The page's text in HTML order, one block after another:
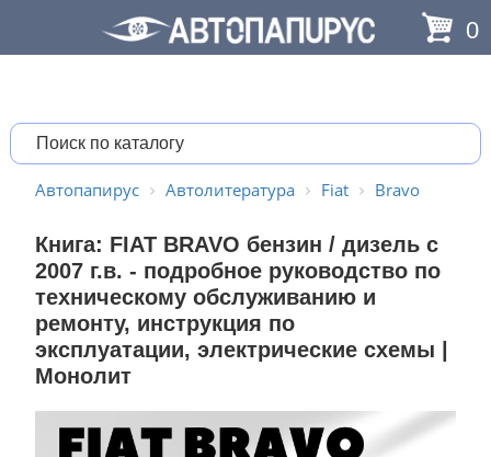
0
Автопапирус Автолитература Fiat Bravo
Книга: FIAT BRAVO бензин / дизель с
2007 г.в. - подробное руководство по
техническому обслуживанию и
ремонту, инструкция по
эксплуатации, электрические схемы |
Монолит